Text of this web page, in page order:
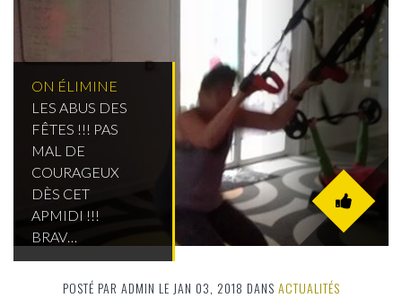
ON ÉLIMINE
LES ABUS DES
FÊTES !!! PAS
MAL DE
COURAGEUX
DÈS CET
APMIDI !!!
BRAV…
POSTÉ PAR ADMIN LE JAN 03, 2018 DANS ACTUALITÉS